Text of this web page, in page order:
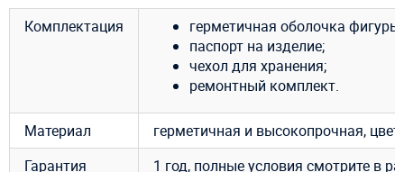
Комплектация
герметичная оболочка фигуры;
паспорт на изделие;
чехол для хранения;
ремонтный комплект.
Материал
герметичная и высокопрочная,
Гарантия
1 год, полные условия смотрите в